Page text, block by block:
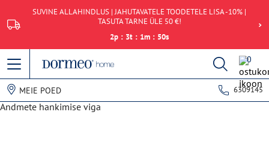
SUVINE ALLAHINDLUS | JAHUTAVATELE TOODETELE LISA -10% |
TASUTA TARNE ÜLE 50 €!
2p : 3t : 1m : 50s
0
MEIE POED 6309145
Andmete hankimise viga